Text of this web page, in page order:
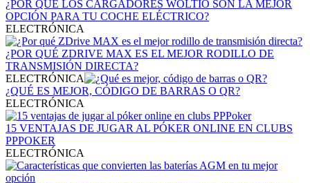
¿POR QUÉ LOS CARGADORES WOLTIO SON LA MEJOR
OPCIÓN PARA TU COCHE ELÉCTRICO?
ELECTRÓNICA
¿POR QUÉ ZDRIVE MAX ES EL MEJOR RODILLO DE
TRANSMISIÓN DIRECTA?
ELECTRÓNICA
¿QUÉ ES MEJOR, CÓDIGO DE BARRAS O QR?
ELECTRÓNICA
15 VENTAJAS DE JUGAR AL PÓKER ONLINE EN CLUBS
PPPOKER
ELECTRÓNICA